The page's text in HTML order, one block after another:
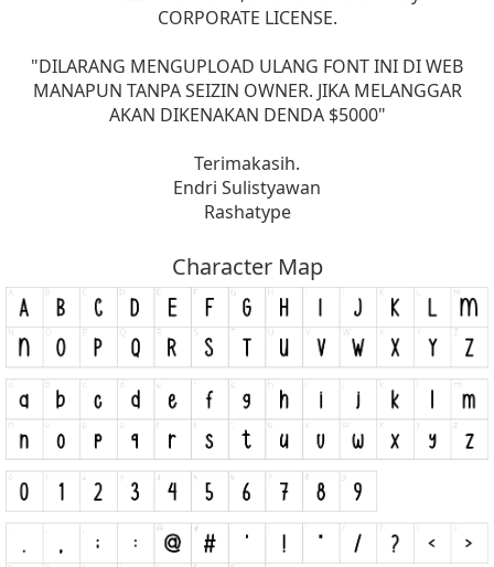
CORPORATE LICENSE.
"DILARANG MENGUPLOAD ULANG FONT INI DI WEB
MANAPUN TANPA SEIZIN OWNER. JIKA MELANGGAR
AKAN DIKENAKAN DENDA $5000"
Terimakasih.
Endri Sulistyawan
Rashatype
Character Map